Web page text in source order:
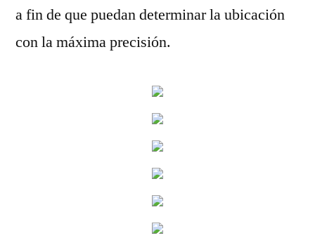
a fin de que puedan determinar la ubicación
con la máxima precisión.